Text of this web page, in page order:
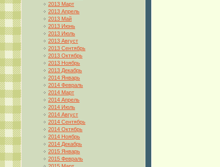
2013 Март
2013 Апрель
2013 Май
2013 Июнь
2013 Июль
2013 Август
2013 Сентябрь
2013 Октябрь
2013 Ноябрь
2013 Декабрь
2014 Январь
2014 Февраль
2014 Март
2014 Апрель
2014 Июль
2014 Август
2014 Сентябрь
2014 Октябрь
2014 Ноябрь
2014 Декабрь
2015 Январь
2015 Февраль
2015 Март